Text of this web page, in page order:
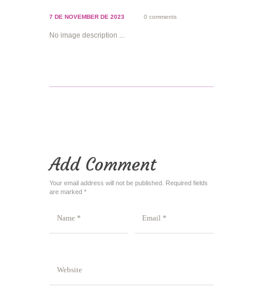
7 DE NOVEMBER DE 2023 0 comments
No image description ...
Add Comment
Your email address will not be published. Required fields
are marked *